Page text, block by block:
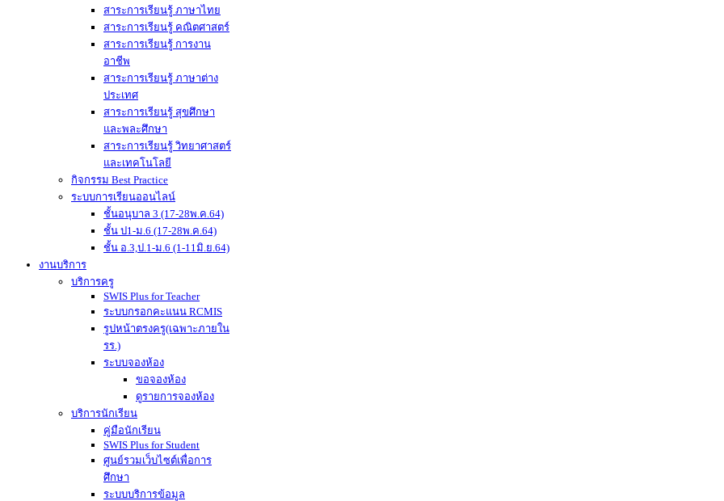
สาระการเรียนรู้ ภาษาไทย
สาระการเรียนรู้ คณิตศาสตร์
สาระการเรียนรู้ การงาน
อาชีพ
สาระการเรียนรู้ ภาษาต่าง
ประเทศ
สาระการเรียนรู้ สุขศึกษา
และพละศึกษา
สาระการเรียนรู้ วิทยาศาสตร์
และเทคโนโลยี
กิจกรรม Best Practice
ระบบการเรียนออนไลน์
ชั้นอนุบาล 3 (17-28พ.ค.64)
ชั้น ป1-ม.6 (17-28พ.ค.64)
ชั้น อ.3,ป.1-ม.6 (1-11มิ.ย.64)
งานบริการ
บริการครู
SWIS Plus for Teacher
ระบบกรอกคะแนน RCMIS
รูปหน้าตรงครู(เฉพาะภายใน
รร.)
ระบบจองห้อง
ขอจองห้อง
ดูรายการจองห้อง
บริการนักเรียน
คู่มือนักเรียน
SWIS Plus for Student
ศูนย์รวมเว็บไซต์เพื่อการ
ศึกษา
ระบบบริการข้อมูล